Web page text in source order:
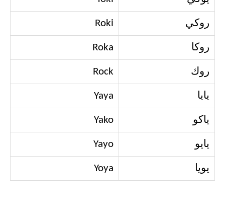
روكي Roki
روكا Roka
روك Rock
يايا Yaya
ياكو Yako
يايو Yayo
يويا Yoya